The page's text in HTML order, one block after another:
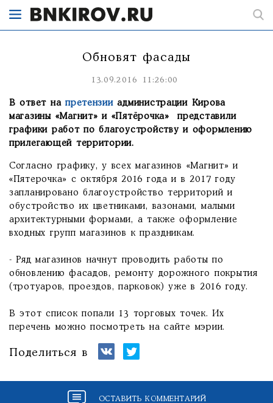
Обновят фасады
13.09.2016 11:26:00
В ответ напретензииадминистрации Кирова
магазины «Магнит» и «Пятёрочка» представили
графики работ по благоустройству и оформлению
прилегающей территории.
Согласно графику, у всех магазинов «Магнит» и
«Пятерочка» с октября 2016 года и в 2017 году
запланировано благоустройство территорий и
обустройство их цветниками, вазонами, малыми
архитектурными формами, а также оформление
входных групп магазинов к праздникам.
- Ряд магазинов начнут проводить работы по
обновлению фасадов, ремонту дорожного покрытия
(тротуаров, проездов, парковок) уже в 2016 году.
В этот список попали 13 торговых точек. Их
перечень можно посмотреть на сайте мэрии.
Поделиться в
ОСТАВИТЬ КОММЕНТАРИЙ